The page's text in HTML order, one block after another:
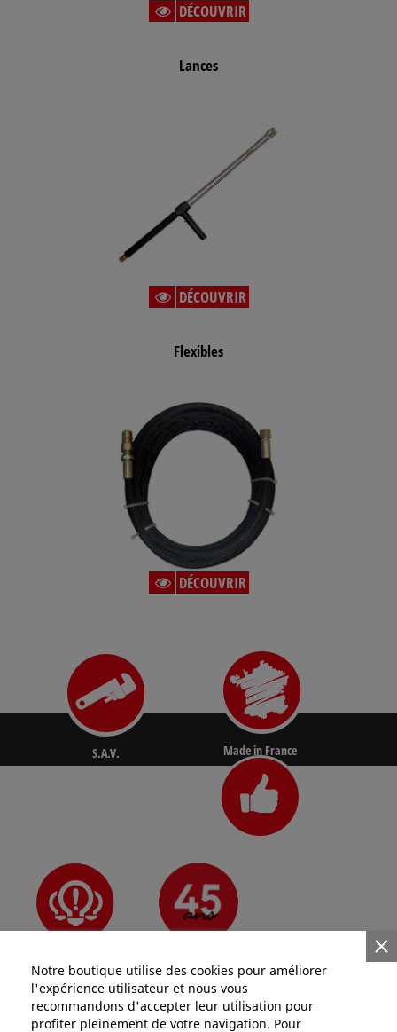
DÉCOUVRIR
Lances
DÉCOUVRIR
Flexibles
DÉCOUVRIR
S.A.V. Made in France
Innovant
Notre boutique utilise des cookies pour améliorer
l'expérience utilisateur et nous vous
recommandons d'accepter leur utilisation pour
profiter pleinement de votre navigation. Pour